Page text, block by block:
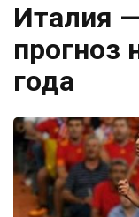
Италия
прогноз
года